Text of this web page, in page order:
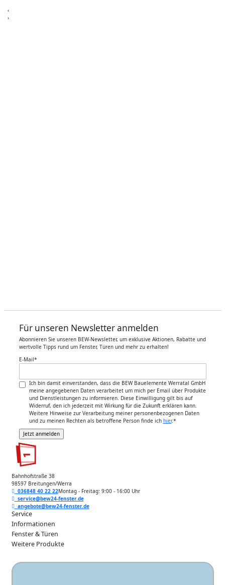
‹
›
Für unseren Newsletter anmelden
Abonnieren Sie unseren BEW-Newsletter, um exklusive Aktionen, Rabatte und
wertvolle Tipps rund um Fenster, Türen und mehr zu erhalten!
E-Mail*
Ich bin damit einverstanden, dass die BEW Bauelemente Werratal GmbH
meine angegebenen Daten verarbeitet um mich per Email über Produkte
und Dienstleistungen zu informieren. Diese Einwilligung gilt bis auf
Widerruf, den ich jederzeit mit Wirkung für die Zukunft erklären kann.
Weitere Hinweise zur Verarbeitung meiner personenbezogenen Daten
und zu meinen Rechten als betroffene Person finde ich hier.*
Bahnhofstraße 38
98597 Breitungen/Werra
036848 40 22 22Montag - Freitag: 9:00 - 16:00 Uhr
service@bew24-fenster.de
angebote@bew24-fenster.de
Service
Informationen
Fenster & Türen
Weitere Produkte